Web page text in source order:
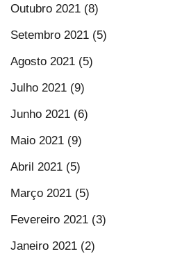
Outubro 2021 (8)
Setembro 2021 (5)
Agosto 2021 (5)
Julho 2021 (9)
Junho 2021 (6)
Maio 2021 (9)
Abril 2021 (5)
Março 2021 (5)
Fevereiro 2021 (3)
Janeiro 2021 (2)